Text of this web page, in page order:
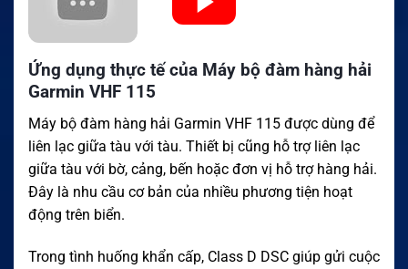
Ứng dụng thực tế của Máy bộ đàm hàng hải
Garmin VHF 115
Máy bộ đàm hàng hải Garmin VHF 115 được dùng để
liên lạc giữa tàu với tàu. Thiết bị cũng hỗ trợ liên lạc
giữa tàu với bờ, cảng, bến hoặc đơn vị hỗ trợ hàng hải.
Đây là nhu cầu cơ bản của nhiều phương tiện hoạt
động trên biển.
Trong tình huống khẩn cấp, Class D DSC giúp gửi cuộc